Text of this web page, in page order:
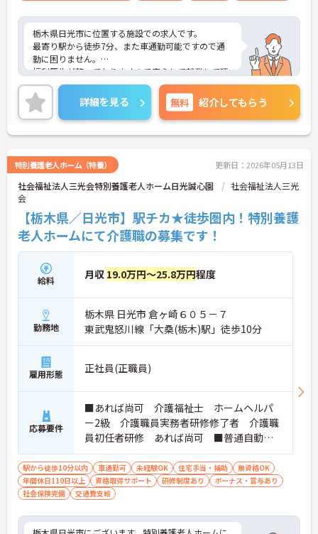
栃木県日光市に位置する施設での求人です。
最寄り駅から徒歩7分、また車通勤可能ですので通
勤に困りません。
福利厚生が整っておりますので安心して就業して頂
けます。
ご興味のある方はお気軽にお問い合わせ下さい。
詳細を見る 無料 紹介してもらう
特別養護老人ホーム（特養） 更新日：2026年05月13日
社会福祉法人三光会特別養護老人ホーム日光誠心園
社会福祉法人三光
会
【栃木県／日光市】駅チカ★徒歩圏内！特別養護
老人ホームにて介護職の募集です！
給料 月収 19.0万円～25.8万円程度
勤務地
栃木県 日光市 倉ヶ崎６０５－７
東武鬼怒川線「大桑(栃木)駅」徒歩10分
雇用形態 正社員(正職員)
応募要件
■あれば尚可 介護福祉士 ホームヘルパ
ー2級 介護職員実務者研修修了者 介護職
員初任者研修 あれば尚可 ■普通自動車
運転免許 必須（ＡＴ限定可）
駅から徒歩10分以内 車通勤可 未経験OK 住宅手当・補助
無資格OK
年間休日110日以上
資格取得サポート 研修制度あり
ボーナス・賞与あり
社会保険完備
交通費支給